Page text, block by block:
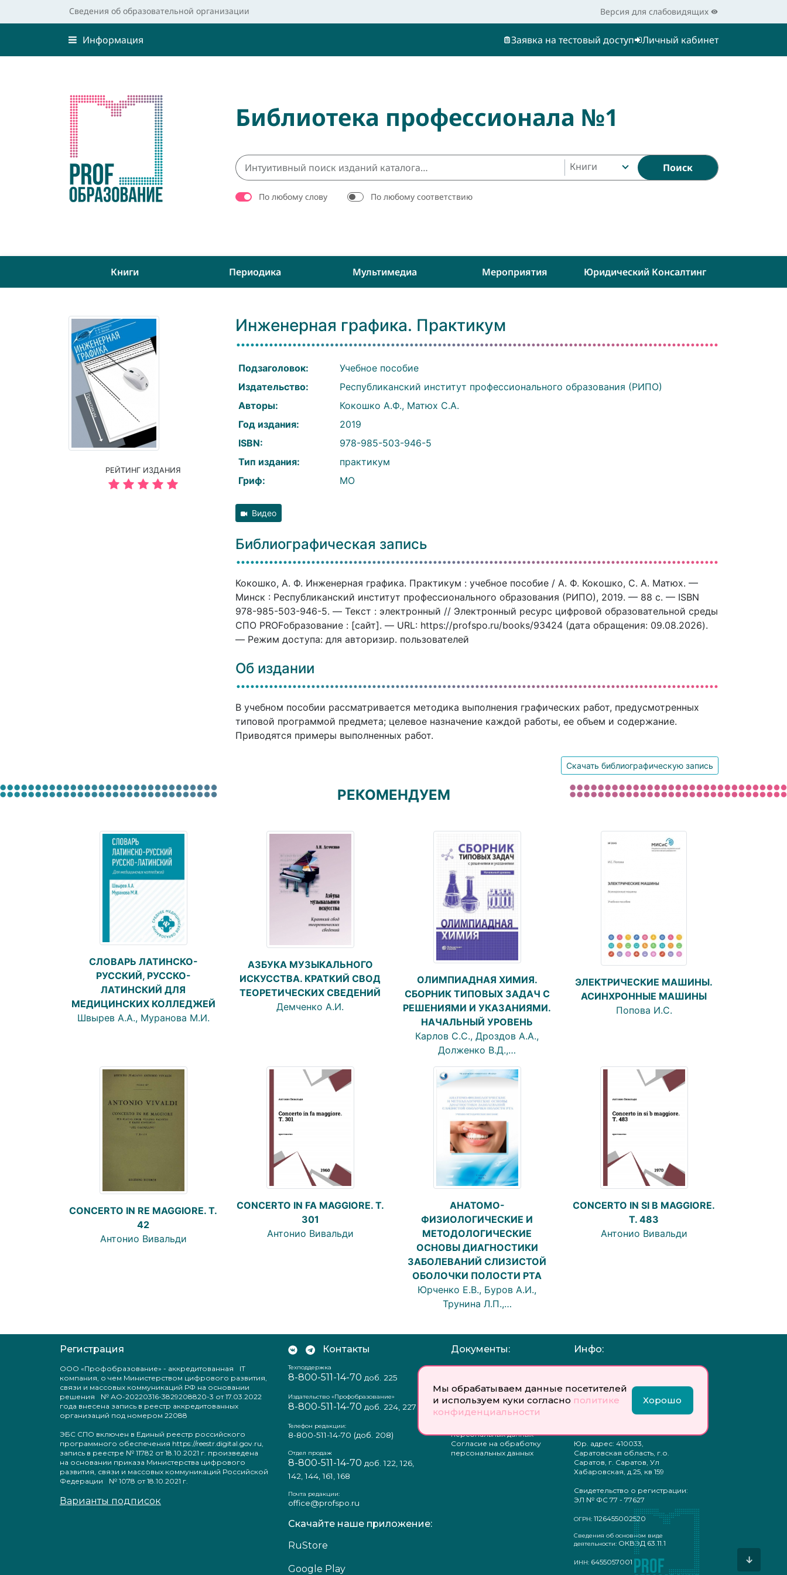
Мы обрабатываем данные посетителей
и используем куки согласно политике
конфиденциальности
Хорошо
Сведения об образовательной организации Версия для слабовидящих
Информация Заявка на тестовый доступ Личный кабинет
Библиотека профессионала №1
Книги Поиск
По любому слову По любому соответствию
Книги Периодика Мультимедиа Мероприятия Юридический Консалтинг
РЕЙТИНГ ИЗДАНИЯ
Инженерная графика. Практикум
Подзаголовок:
Учебное пособие
Издательство:
Республиканский институт профессионального образования (РИПО)
Авторы:
Кокошко А.Ф., Матюх С.А.
Год издания:
2019
ISBN:
978-985-503-946-5
Тип издания:
практикум
Гриф:
МО
Видео
Библиографическая запись
Кокошко, А. Ф. Инженерная графика. Практикум : учебное пособие / А. Ф. Кокошко, С. А. Матюх. —
Минск : Республиканский институт профессионального образования (РИПО), 2019. — 88 c. — ISBN
978-985-503-946-5. — Текст : электронный // Электронный ресурс цифровой образовательной среды
СПО PROFобразование : [сайт]. — URL: https://profspo.ru/books/93424 (дата обращения: 09.08.2026).
— Режим доступа: для авторизир. пользователей
Об издании
В учебном пособии рассматривается методика выполнения графических работ, предусмотренных
типовой программой предмета; целевое назначение каждой работы, ее объем и содержание.
Приводятся примеры выполненных работ.
Скачать библиографическую запись
РЕКОМЕНДУЕМ
СЛОВАРЬ ЛАТИНСКО-
РУССКИЙ, РУССКО-
ЛАТИНСКИЙ ДЛЯ
МЕДИЦИНСКИХ КОЛЛЕДЖЕЙ
Швырев А.А., Муранова М.И.
АЗБУКА МУЗЫКАЛЬНОГО
ИСКУССТВА. КРАТКИЙ СВОД
ТЕОРЕТИЧЕСКИХ СВЕДЕНИЙ
Демченко А.И.
ОЛИМПИАДНАЯ ХИМИЯ.
СБОРНИК ТИПОВЫХ ЗАДАЧ С
РЕШЕНИЯМИ И УКАЗАНИЯМИ.
НАЧАЛЬНЫЙ УРОВЕНЬ
Карлов С.С., Дроздов А.А.,
Долженко В.Д.,…
ЭЛЕКТРИЧЕСКИЕ МАШИНЫ.
АСИНХРОННЫЕ МАШИНЫ
Попова И.С.
CONCERTO IN RE MAGGIORE. Т.
42
Антонио Вивальди
CONCERTO IN FA MAGGIORE. T.
301
Антонио Вивальди
АНАТОМО-
ФИЗИОЛОГИЧЕСКИЕ И
МЕТОДОЛОГИЧЕСКИЕ
ОСНОВЫ ДИАГНОСТИКИ
ЗАБОЛЕВАНИЙ СЛИЗИСТОЙ
ОБОЛОЧКИ ПОЛОСТИ РТА
Юрченко Е.В., Буров А.И.,
Трунина Л.П.,…
CONCERTO IN SI B MAGGIORE.
T. 483
Антонио Вивальди
Регистрация
ООО «Профобразование» - аккредитованная IT
компания, о чем Министерством цифрового развития,
связи и массовых коммуникаций РФ на основании
решения № АО-20220316-3829208820-3 от 17.03.2022
года внесена запись в реестр аккредитованных
организаций под номером 22088
ЭБС СПО включен в Единый реестр российского
программного обеспечения https://reestr.digital.gov.ru,
запись в реестре № 11782 от 18.10.2021 г. произведена
на основании приказа Министерства цифрового
развития, связи и массовых коммуникаций Российской
Федерации № 1078 от 18.10.2021 г.
Варианты подписок
Контакты
Техподдержка
8-800-511-14-70 доб. 225
Издательство «Профобразование»
8-800-511-14-70 доб. 224, 227
Телефон редакции:
8-800-511-14-70 (доб. 208)
Отдел продаж
8-800-511-14-70 доб. 122, 126,
142, 144, 161, 168
Почта редакции:
office@profspo.ru
Скачайте наше приложение:
RuStore
Google Play
Документы:
Отзыв согласия на обработку
Пользовательское
соглашение
Политика
конфиденциальности
персональных данных
Согласие на обработку
персональных данных
Инфо:
Учредитель: Общество с
ответственностью
«Профобразование»
Главный редактор: Богатырева
Юр. адрес: 410033,
Саратовская область, г.о.
Саратов, г. Саратов, Ул
Хабаровская, д.25, кв 159
Свидетельство о регистрации:
ЭЛ № ФС 77 - 77627
ОГРН: 1126455002520
Сведения об основном виде
деятельности: ОКВЭД 63.11.1
ИНН: 6455057001 ↓